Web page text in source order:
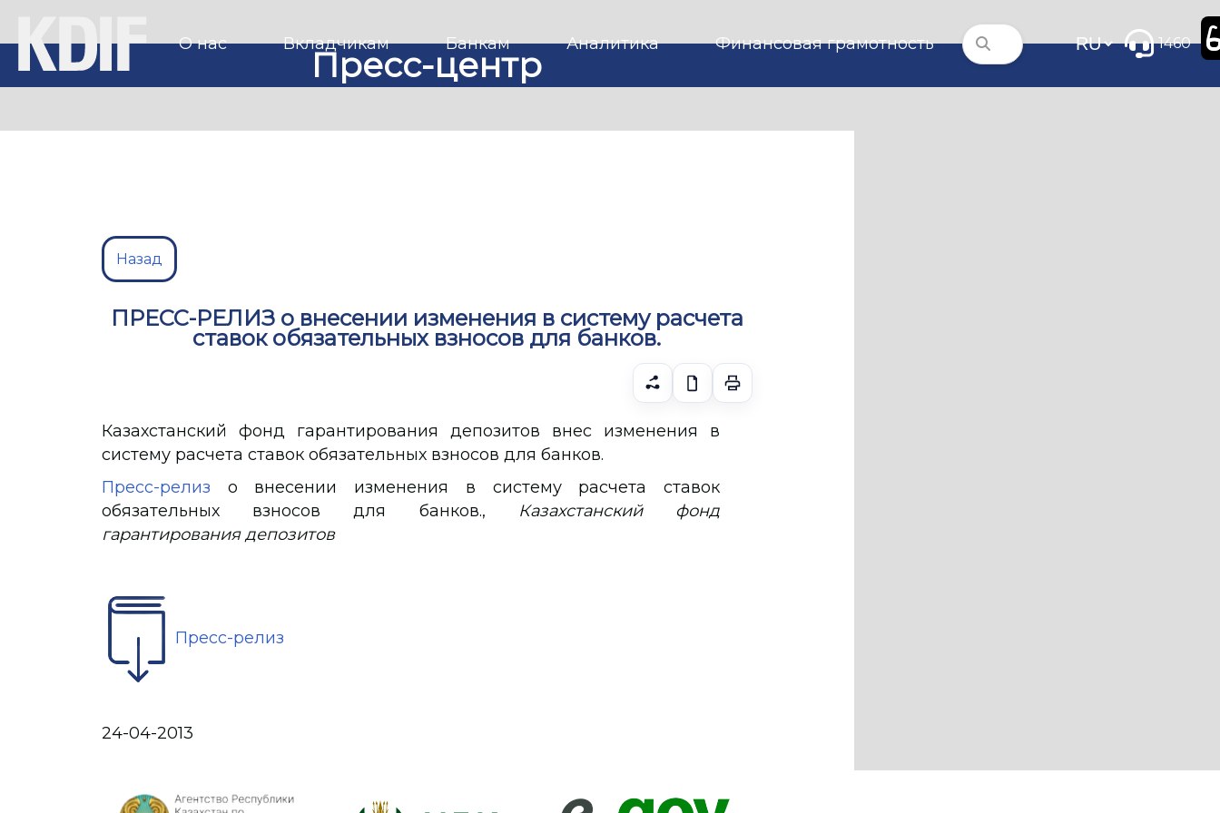
О нас Вкладчикам Банкам Аналитика Финансовая грамотность 1460
Пресс-центр
Назад
ПРЕСС-РЕЛИЗ о внесении изменения в систему расчета
ставок обязательных взносов для банков.
Казахстанский фонд гарантирования депозитов внес изменения в
систему расчета ставок обязательных взносов для банков.
Пресс-релиз o внесении изменения в систему расчета ставок
обязательных взносов для банков.,
Казахстанский фонд
гарантирования депозитов
Пресс-релиз
24-04-2013